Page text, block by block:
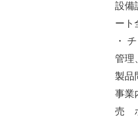
設備
ート
・
管理
製品
事業
売